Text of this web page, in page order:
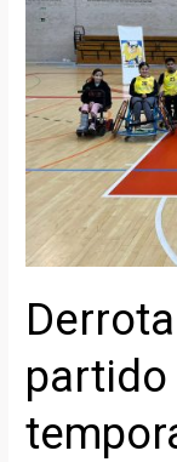
partido